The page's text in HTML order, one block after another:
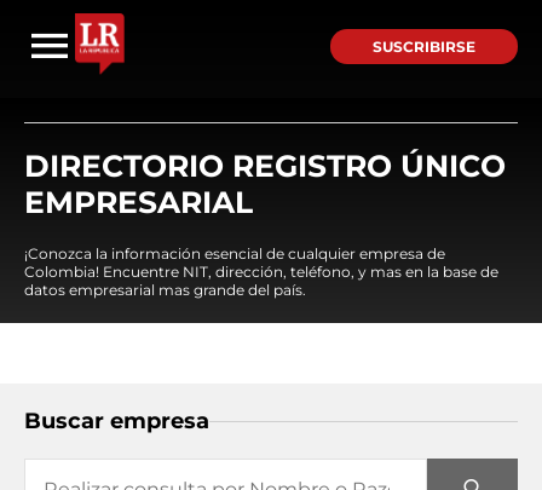
SUSCRIBIRSE
DIRECTORIO REGISTRO ÚNICO
EMPRESARIAL
¡Conozca la información esencial de cualquier empresa de
Colombia! Encuentre NIT, dirección, teléfono, y mas en la base de
datos empresarial mas grande del país.
Buscar empresa